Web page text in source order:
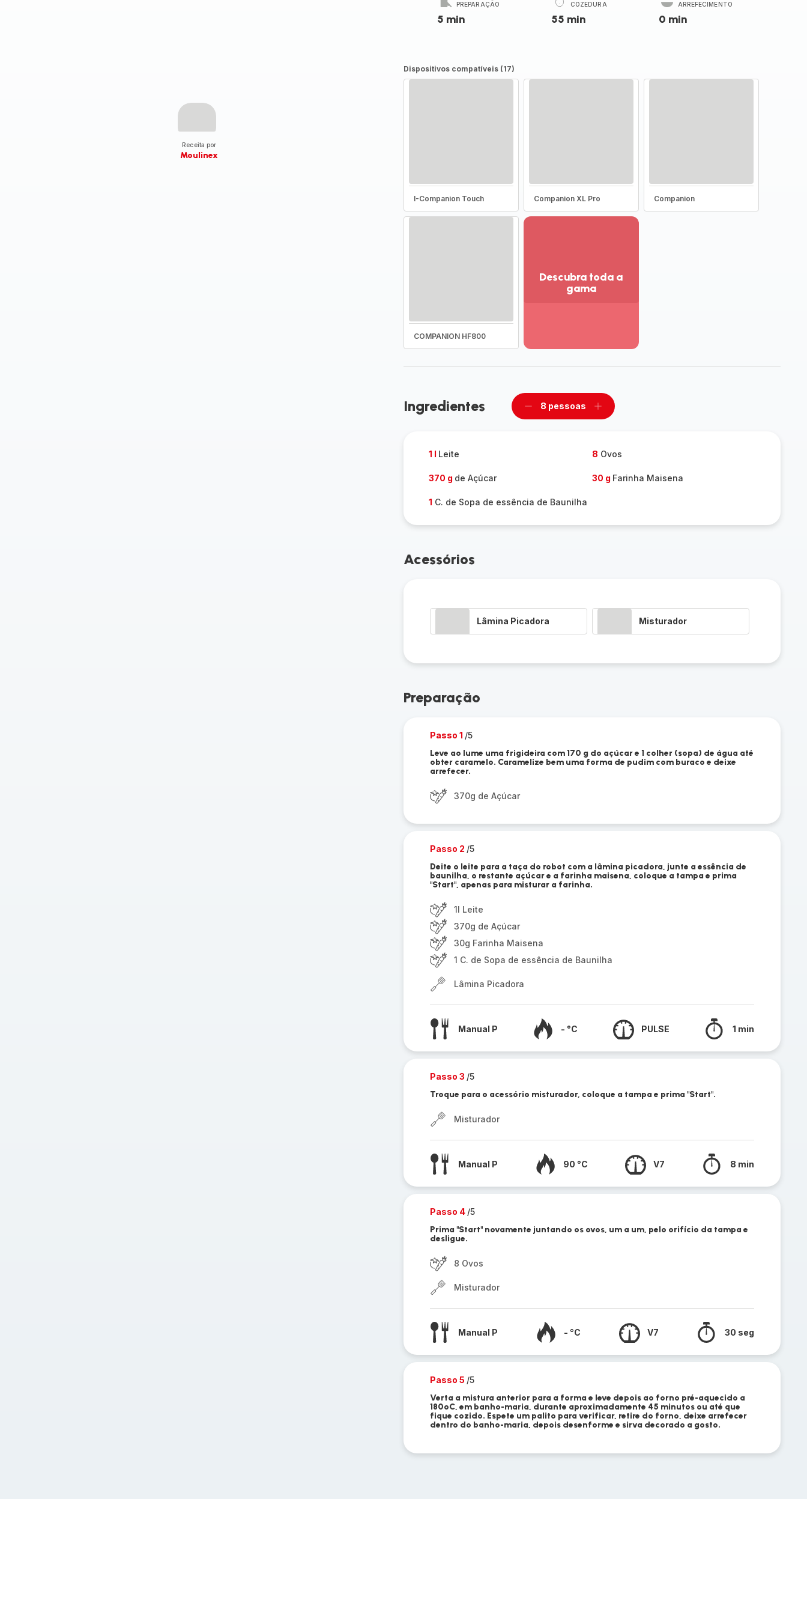
Receita por
Moulinex
PREPARAÇÃO
5 min
COZEDURA
55 min
ARREFECIMENTO
0 min
Dispositivos compatíveis (17)
I-Companion Touch Companion XL Pro Companion
COMPANION HF800
Descubra toda a
gama
Descubra
-
Ingredientes
Remover
8 pessoas
Adicionar
1 l Leite 8 Ovos
370 g de Açúcar 30 g Farinha Maisena
1 C. de Sopa de essência de Baunilha
Acessórios
Lâmina Picadora Misturador
Preparação
Passo 1 /5
Leve ao lume uma frigideira com 170 g do açúcar e 1 colher (sopa) de água até
obter caramelo. Caramelize bem uma forma de pudim com buraco e deixe
arrefecer.
370g de Açúcar
Passo 2 /5
Deite o leite para a taça do robot com a lâmina picadora, junte a essência de
baunilha, o restante açúcar e a farinha maisena, coloque a tampa e prima
"Start", apenas para misturar a farinha.
1l Leite
370g de Açúcar
30g Farinha Maisena
1 C. de Sopa de essência de Baunilha
Lâmina Picadora
Manual P - °C PULSE 1 min
Passo 3 /5
Troque para o acessório misturador, coloque a tampa e prima "Start".
Misturador
Manual P 90 °C V7 8 min
Passo 4 /5
Prima "Start" novamente juntando os ovos, um a um, pelo orifício da tampa e
desligue.
8 Ovos
Misturador
Manual P - °C V7 30 seg
Passo 5 /5
Verta a mistura anterior para a forma e leve depois ao forno pré-aquecido a
180ºC, em banho-maria, durante aproximadamente 45 minutos ou até que
fique cozido. Espete um palito para verificar, retire do forno, deixe arrefecer
dentro do banho-maria, depois desenforme e sirva decorado a gosto.